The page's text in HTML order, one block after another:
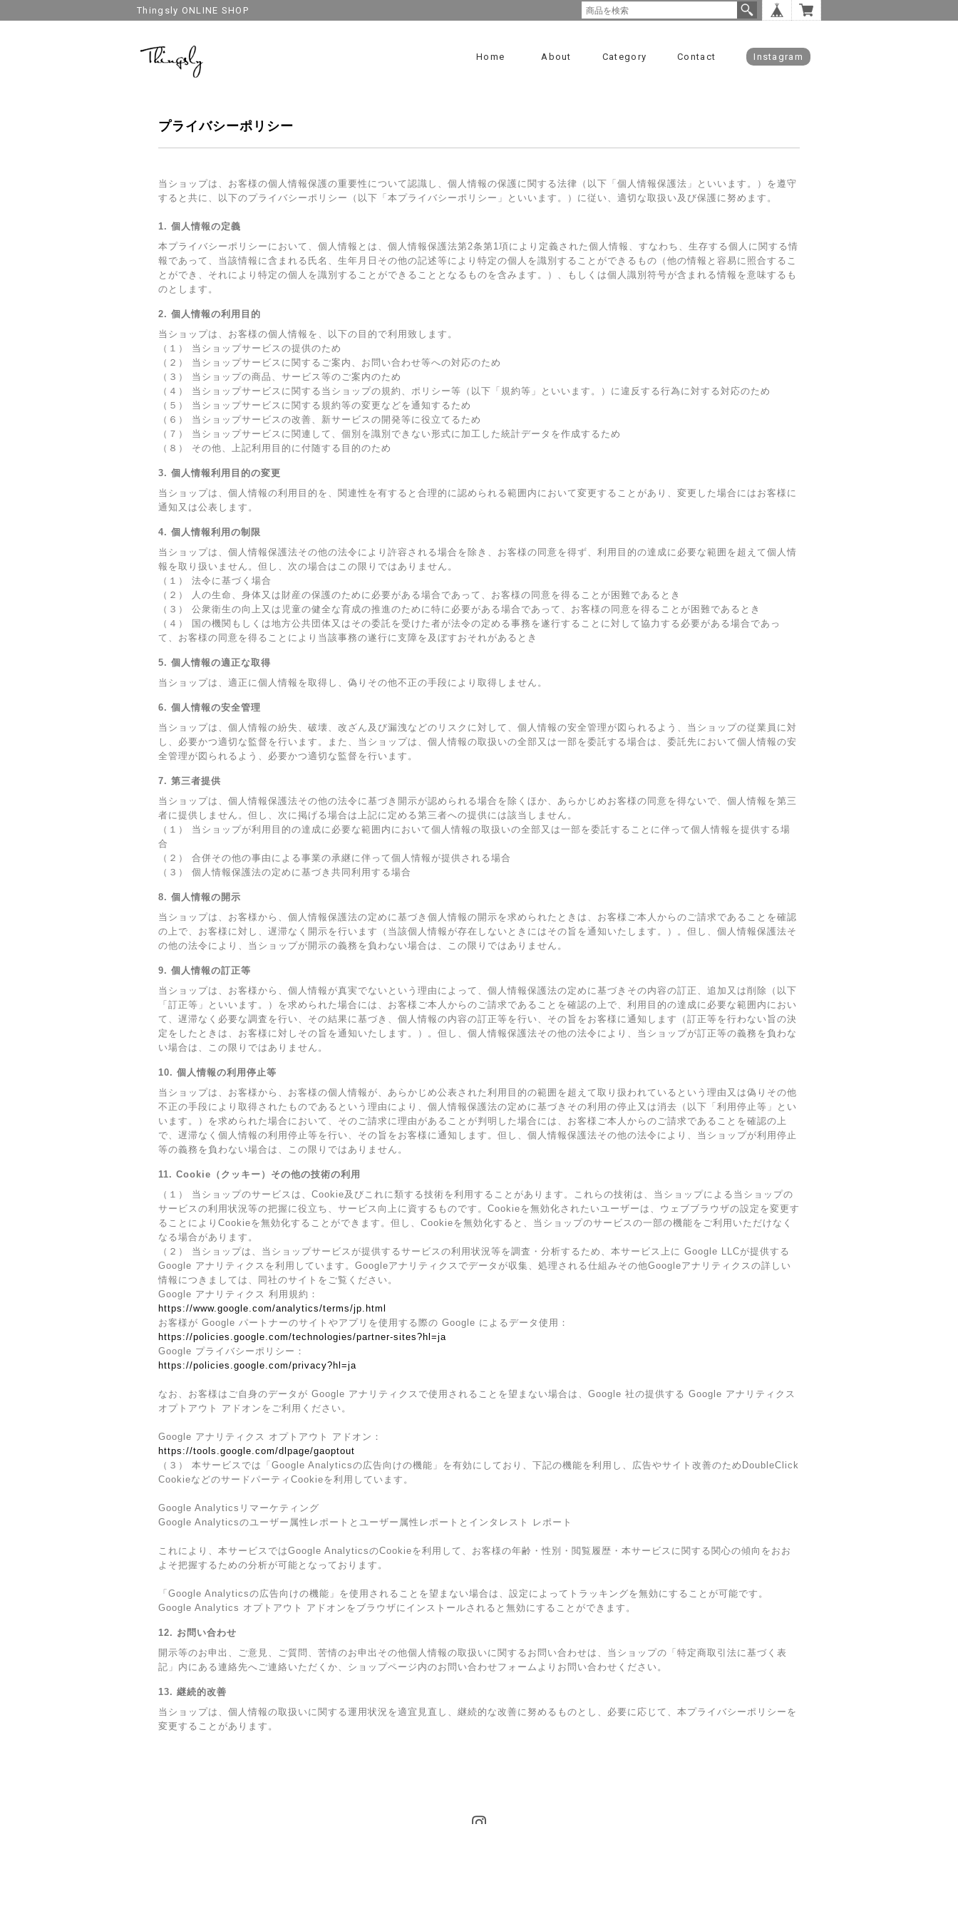
Thingsly ONLINE SHOP
Home About Category Contact Instagram
プライバシーポリシー
当ショップは、お客様の個人情報保護の重要性について認識し、個人情報の保護に関する法律（以下「個人情報保護法」といいます。）を遵守
すると共に、以下のプライバシーポリシー（以下「本プライバシーポリシー」といいます。）に従い、適切な取扱い及び保護に努めます。
1. 個人情報の定義
本プライバシーポリシーにおいて、個人情報とは、個人情報保護法第2条第1項により定義された個人情報、すなわち、生存する個人に関する情
報であって、当該情報に含まれる氏名、生年月日その他の記述等により特定の個人を識別することができるもの（他の情報と容易に照合するこ
とができ、それにより特定の個人を識別することができることとなるものを含みます。）、もしくは個人識別符号が含まれる情報を意味するも
のとします。
2. 個人情報の利用目的
当ショップは、お客様の個人情報を、以下の目的で利用致します。
（１） 当ショップサービスの提供のため
（２） 当ショップサービスに関するご案内、お問い合わせ等への対応のため
（３） 当ショップの商品、サービス等のご案内のため
（４） 当ショップサービスに関する当ショップの規約、ポリシー等（以下「規約等」といいます。）に違反する行為に対する対応のため
（５） 当ショップサービスに関する規約等の変更などを通知するため
（６） 当ショップサービスの改善、新サービスの開発等に役立てるため
（７） 当ショップサービスに関連して、個別を識別できない形式に加工した統計データを作成するため
（８） その他、上記利用目的に付随する目的のため
3. 個人情報利用目的の変更
当ショップは、個人情報の利用目的を、関連性を有すると合理的に認められる範囲内において変更することがあり、変更した場合にはお客様に
通知又は公表します。
4. 個人情報利用の制限
当ショップは、個人情報保護法その他の法令により許容される場合を除き、お客様の同意を得ず、利用目的の達成に必要な範囲を超えて個人情
報を取り扱いません。但し、次の場合はこの限りではありません。
（１） 法令に基づく場合
（２） 人の生命、身体又は財産の保護のために必要がある場合であって、お客様の同意を得ることが困難であるとき
（３） 公衆衛生の向上又は児童の健全な育成の推進のために特に必要がある場合であって、お客様の同意を得ることが困難であるとき
（４） 国の機関もしくは地方公共団体又はその委託を受けた者が法令の定める事務を遂行することに対して協力する必要がある場合であっ
て、お客様の同意を得ることにより当該事務の遂行に支障を及ぼすおそれがあるとき
5. 個人情報の適正な取得
当ショップは、適正に個人情報を取得し、偽りその他不正の手段により取得しません。
6. 個人情報の安全管理
当ショップは、個人情報の紛失、破壊、改ざん及び漏洩などのリスクに対して、個人情報の安全管理が図られるよう、当ショップの従業員に対
し、必要かつ適切な監督を行います。また、当ショップは、個人情報の取扱いの全部又は一部を委託する場合は、委託先において個人情報の安
全管理が図られるよう、必要かつ適切な監督を行います。
7. 第三者提供
当ショップは、個人情報保護法その他の法令に基づき開示が認められる場合を除くほか、あらかじめお客様の同意を得ないで、個人情報を第三
者に提供しません。但し、次に掲げる場合は上記に定める第三者への提供には該当しません。
（１） 当ショップが利用目的の達成に必要な範囲内において個人情報の取扱いの全部又は一部を委託することに伴って個人情報を提供する場
合
（２） 合併その他の事由による事業の承継に伴って個人情報が提供される場合
（３） 個人情報保護法の定めに基づき共同利用する場合
8. 個人情報の開示
当ショップは、お客様から、個人情報保護法の定めに基づき個人情報の開示を求められたときは、お客様ご本人からのご請求であることを確認
の上で、お客様に対し、遅滞なく開示を行います（当該個人情報が存在しないときにはその旨を通知いたします。）。但し、個人情報保護法そ
の他の法令により、当ショップが開示の義務を負わない場合は、この限りではありません。
9. 個人情報の訂正等
当ショップは、お客様から、個人情報が真実でないという理由によって、個人情報保護法の定めに基づきその内容の訂正、追加又は削除（以下
「訂正等」といいます。）を求められた場合には、お客様ご本人からのご請求であることを確認の上で、利用目的の達成に必要な範囲内におい
て、遅滞なく必要な調査を行い、その結果に基づき、個人情報の内容の訂正等を行い、その旨をお客様に通知します（訂正等を行わない旨の決
定をしたときは、お客様に対しその旨を通知いたします。）。但し、個人情報保護法その他の法令により、当ショップが訂正等の義務を負わな
い場合は、この限りではありません。
10. 個人情報の利用停止等
当ショップは、お客様から、お客様の個人情報が、あらかじめ公表された利用目的の範囲を超えて取り扱われているという理由又は偽りその他
不正の手段により取得されたものであるという理由により、個人情報保護法の定めに基づきその利用の停止又は消去（以下「利用停止等」とい
います。）を求められた場合において、そのご請求に理由があることが判明した場合には、お客様ご本人からのご請求であることを確認の上
で、遅滞なく個人情報の利用停止等を行い、その旨をお客様に通知します。但し、個人情報保護法その他の法令により、当ショップが利用停止
等の義務を負わない場合は、この限りではありません。
11. Cookie（クッキー）その他の技術の利用
（１） 当ショップのサービスは、Cookie及びこれに類する技術を利用することがあります。これらの技術は、当ショップによる当ショップの
サービスの利用状況等の把握に役立ち、サービス向上に資するものです。Cookieを無効化されたいユーザーは、ウェブブラウザの設定を変更す
ることによりCookieを無効化することができます。但し、Cookieを無効化すると、当ショップのサービスの一部の機能をご利用いただけなく
なる場合があります。
（２） 当ショップは、当ショップサービスが提供するサービスの利用状況等を調査・分析するため、本サービス上に Google LLCが提供する
Google アナリティクスを利用しています。Googleアナリティクスでデータが収集、処理される仕組みその他Googleアナリティクスの詳しい
情報につきましては、同社のサイトをご覧ください。
Google アナリティクス 利用規約：
https://www.google.com/analytics/terms/jp.html
お客様が Google パートナーのサイトやアプリを使用する際の Google によるデータ使用：
https://policies.google.com/technologies/partner-sites?hl=ja
Google プライバシーポリシー：
https://policies.google.com/privacy?hl=ja
なお、お客様はご自身のデータが Google アナリティクスで使用されることを望まない場合は、Google 社の提供する Google アナリティクス
オプトアウト アドオンをご利用ください。
Google アナリティクス オプトアウト アドオン：
https://tools.google.com/dlpage/gaoptout
（３） 本サービスでは「Google Analyticsの広告向けの機能」を有効にしており、下記の機能を利用し、広告やサイト改善のためDoubleClick
CookieなどのサードパーティCookieを利用しています。
Google Analyticsリマーケティング
Google Analyticsのユーザー属性レポートとユーザー属性レポートとインタレスト レポート
これにより、本サービスではGoogle AnalyticsのCookieを利用して、お客様の年齢・性別・閲覧履歴・本サービスに関する関心の傾向をおお
よそ把握するための分析が可能となっております。
「Google Analyticsの広告向けの機能」を使用されることを望まない場合は、設定によってトラッキングを無効にすることが可能です。
Google Analytics オプトアウト アドオンをブラウザにインストールされると無効にすることができます。
12. お問い合わせ
開示等のお申出、ご意見、ご質問、苦情のお申出その他個人情報の取扱いに関するお問い合わせは、当ショップの「特定商取引法に基づく表
記」内にある連絡先へご連絡いただくか、ショップページ内のお問い合わせフォームよりお問い合わせください。
13. 継続的改善
当ショップは、個人情報の取扱いに関する運用状況を適宜見直し、継続的な改善に努めるものとし、必要に応じて、本プライバシーポリシーを
変更することがあります。